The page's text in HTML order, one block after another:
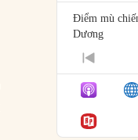
Điểm mù
Dương
03/08/2026
Đặt cược
hiểm quốc
rủi ro
02/08/2026